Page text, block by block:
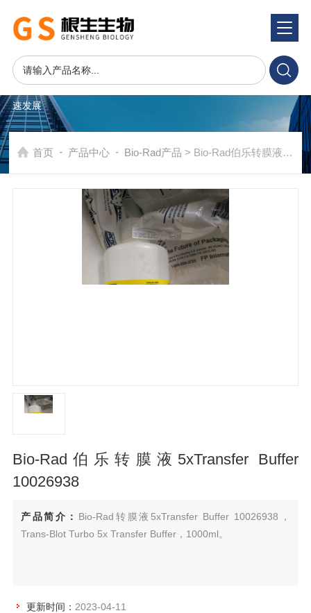
产品系统 PRODUCTS SYSTEM
速发展
首页 - 产品中心 - Bio-Rad产品 > Bio-Rad伯乐转膜液5xTransfer Buffer 10026938
Bio-Rad伯乐转膜液5xTransfer Buffer
10026938
产品简介： Bio-Rad转膜液5xTransfer Buffer 10026938，
Trans-Blot Turbo 5x Transfer Buffer，1000ml。
更新时间： 2023-04-11